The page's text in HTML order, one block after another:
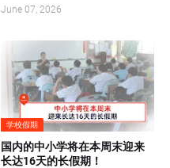
June 07, 2026
学校假期
国内的中小学将在本周末迎来
长达16天的长假期！